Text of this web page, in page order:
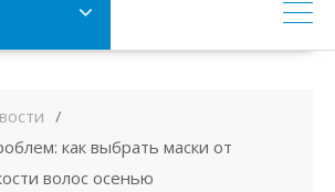
как выбрать маски от
волос осенью